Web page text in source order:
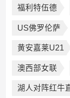
福利特伍德
US佛罗伦萨
黄安嘉莱U21
澳西部女联
湖人对阵红牛